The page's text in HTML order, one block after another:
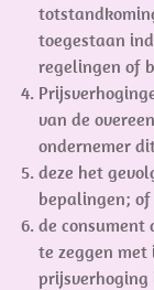
toegestaan
regelingen of
van de
ondernemer
deze het
bepalingen; of
de consument
te zeggen
prijsverhoging